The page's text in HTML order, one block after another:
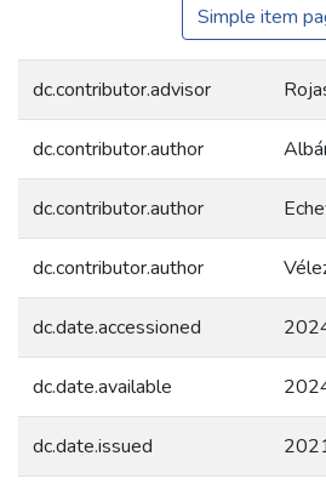
Simple item
dc.contributor.advisor
dc.contributor.author
dc.contributor.author
dc.contributor.author
dc.date.accessioned
dc.date.available
dc.date.issued